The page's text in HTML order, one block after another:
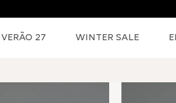
VERÃO 27 WINTER SALE